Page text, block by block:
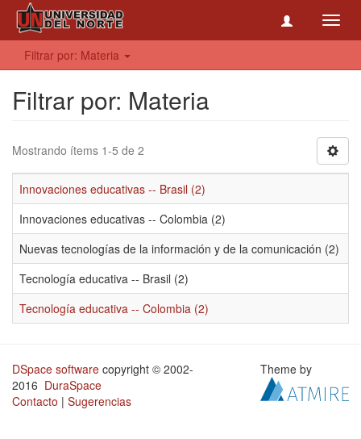
Filtrar por: Materia
Filtrar por: Materia
Mostrando ítems 1-5 de 2
Innovaciones educativas -- Brasil (2)
Innovaciones educativas -- Colombia (2)
Nuevas tecnologías de la información y de la comunicación (2)
Tecnología educativa -- Brasil (2)
Tecnología educativa -- Colombia (2)
DSpace software copyright © 2002-
2016 DuraSpace
Contacto | Sugerencias
Theme by